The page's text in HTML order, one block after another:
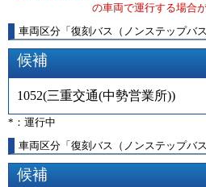
の車両で運行する場合
車両区分 「 復刻バス（ノンステップバス
候補
1052(三重交通(中勢営業所))
*：運行中
車両区分「復刻バス（ノンステップバ
候補